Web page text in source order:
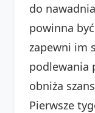
do
powinna
zapewni im
podlewania
obniża
Pierwsze